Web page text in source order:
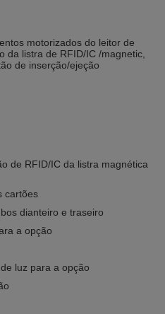
motorizados do leitor de
da listra de RFID/IC /magnetic,
de inserção/ejeção
de RFID/IC da listra magnética
cartões
dianteiro e traseiro
a opção
luz para a opção